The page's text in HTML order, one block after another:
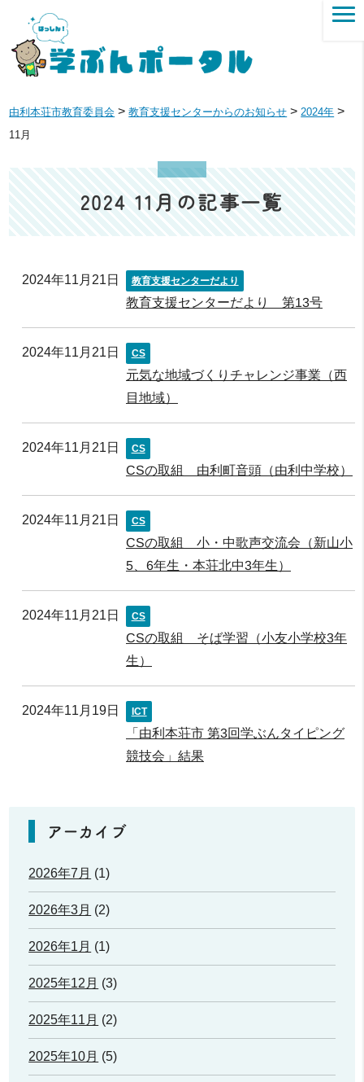
由利本荘市教育委員会 >教育支援センターからのお知らせ > 2024年 >
11月
2024 11月の記事一覧
2024年11月21日 教育支援センターだより
教育支援センターだより 第13号
2024年11月21日 CS
元気な地域づくりチャレンジ事業（西
目地域）
2024年11月21日 CS
CSの取組 由利町音頭（由利中学校）
2024年11月21日 CS
CSの取組 小・中歌声交流会（新山小
5、6年生・本荘北中3年生）
2024年11月21日 CS
CSの取組 そば学習（小友小学校3年
生）
2024年11月19日 ICT
「由利本荘市 第3回学ぶんタイピング
競技会」結果
アーカイブ
2026年7月 (1)
2026年3月 (2)
2026年1月 (1)
2025年12月 (3)
2025年11月 (2)
2025年10月 (5)